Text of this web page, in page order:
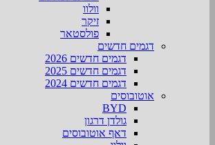
וולוו
זיקר
פולסטאר
דגמים חדשים
דגמים חדשים 2026
דגמים חדשים 2025
דגמים חדשים 2024
אוטובוסים
BYD
גולדן דרגון
דאף אוטובוסים